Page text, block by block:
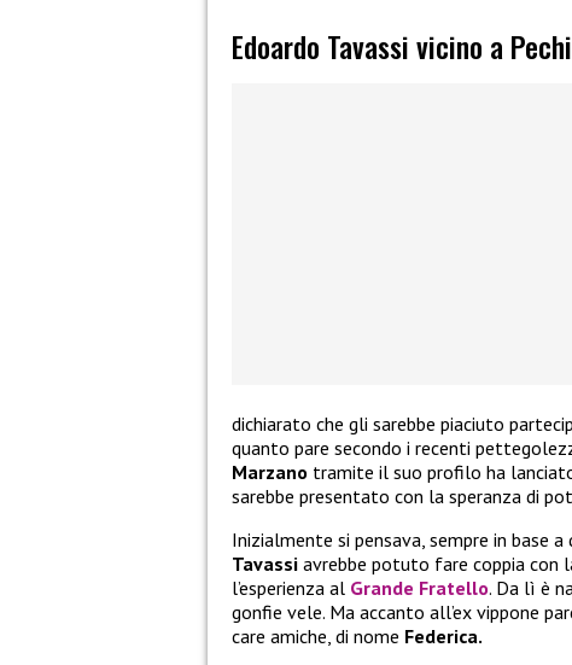
Edoardo Tavassi vicino a
dichiarato che gli sarebbe piaciuto
quanto pare secondo i recenti
Marzano tramite il suo profilo ha
sarebbe presentato con la speranza di
Inizialmente si pensava, sempre in base
Tavassi avrebbe potuto fare coppia con
l’esperienza al Grande Fratello. Da lì è
gonfie vele. Ma accanto all’ex vippone
care amiche, di nome Federica.